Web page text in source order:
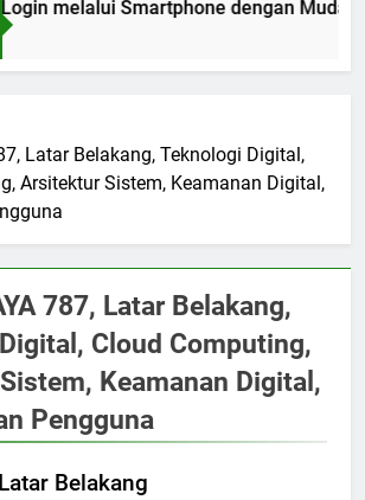
melalui Smartphone dengan Mudah,
Latar Belakang, Teknologi Digital,
Arsitektur Sistem, Keamanan Digital,
787, Latar Belakang,
Cloud Computing,
Keamanan Digital,
Pengguna
Belakang